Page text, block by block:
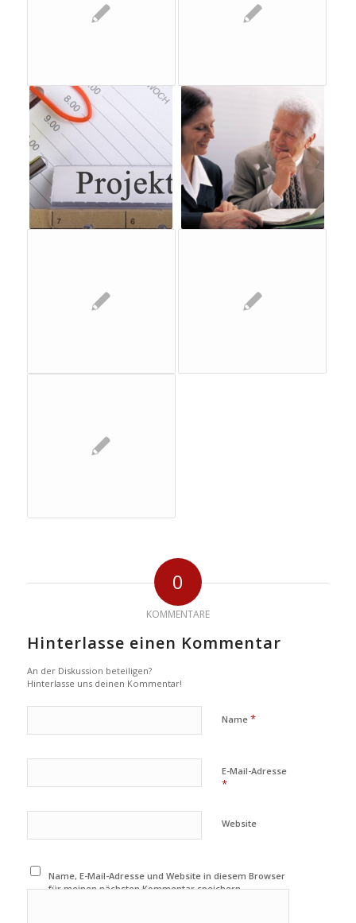
0
KOMMENTARE
Hinterlasse einen Kommentar
An der Diskussion beteiligen?
Hinterlasse uns deinen Kommentar!
Name *
E-Mail-Adresse
*
Website
Name, E-Mail-Adresse und Website in diesem Browser
für meinen nächsten Kommentar speichern.